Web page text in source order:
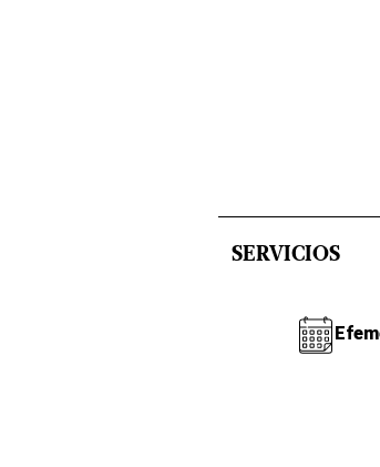
SERVICIOS